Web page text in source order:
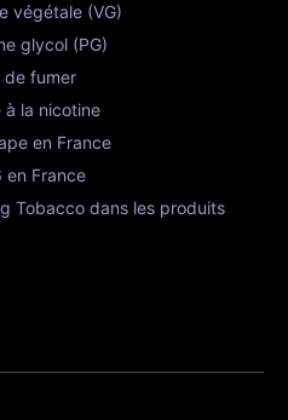
végétale (VG)
glycol (PG)
de fumer
la nicotine
en France
en France
Tobacco dans les produits